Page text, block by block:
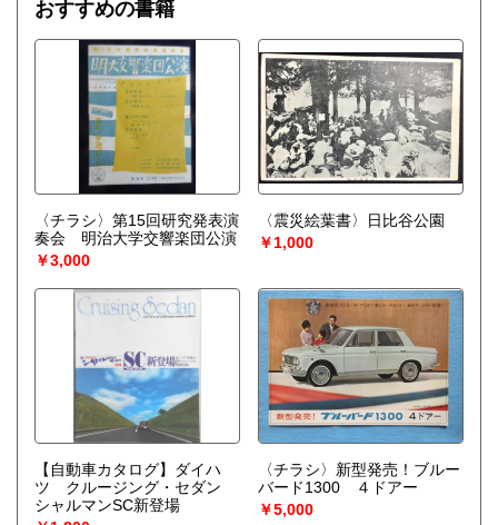
おすすめの書籍
〈チラシ〉第15回研究発表演
奏会 明治大学交響楽団公演
￥3,000
〈震災絵葉書〉日比谷公園
￥1,000
【自動車カタログ】ダイハ
ツ クルージング・セダン
シャルマンSC新登場
〈チラシ〉新型発売！ブルー
バード1300 ４ドアー
￥5,000